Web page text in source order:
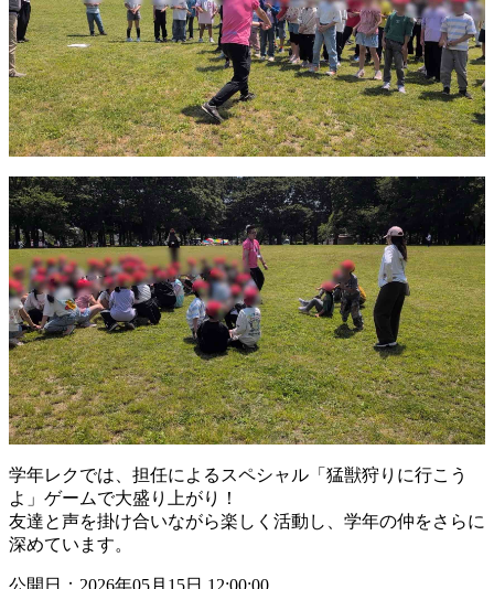
学年レクでは、担任によるスペシャル「猛獣狩りに行こう
よ」ゲームで大盛り上がり！
友達と声を掛け合いながら楽しく活動し、学年の仲をさらに
深めています。
公開日：2026年05月15日 12:00:00